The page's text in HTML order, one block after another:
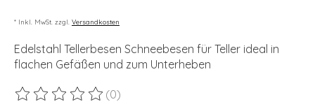
* Inkl. MwSt. zzgl. Versandkosten
Edelstahl Tellerbesen Schneebesen für Teller ideal in
flachen Gefäßen und zum Unterheben
Die Bewertung dieses Produkts ist
(0)